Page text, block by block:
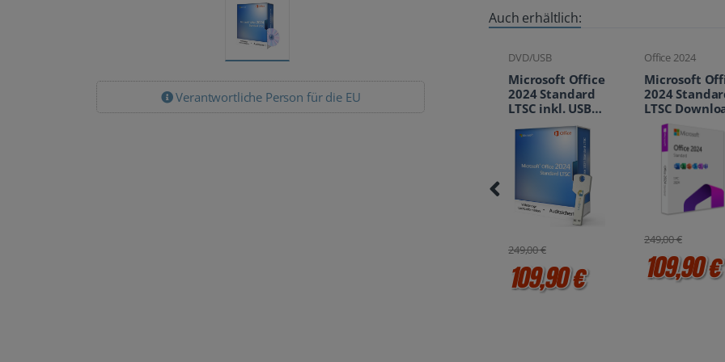
Verantwortliche Person für die EU
Auch erhältlich:
Microsoft Office
2024 Standard
50 PC Download
Lizenz Pakete
Microsoft Office
2024 Standard
Microsoft Office
LTSC inkl. USB-
Office 2024
Microsoft Office
2024 Standard
LTSC Download
109,90 €
Lizenz Pakete
Microsoft
2024
2 PC
499,00 €
214,90 €